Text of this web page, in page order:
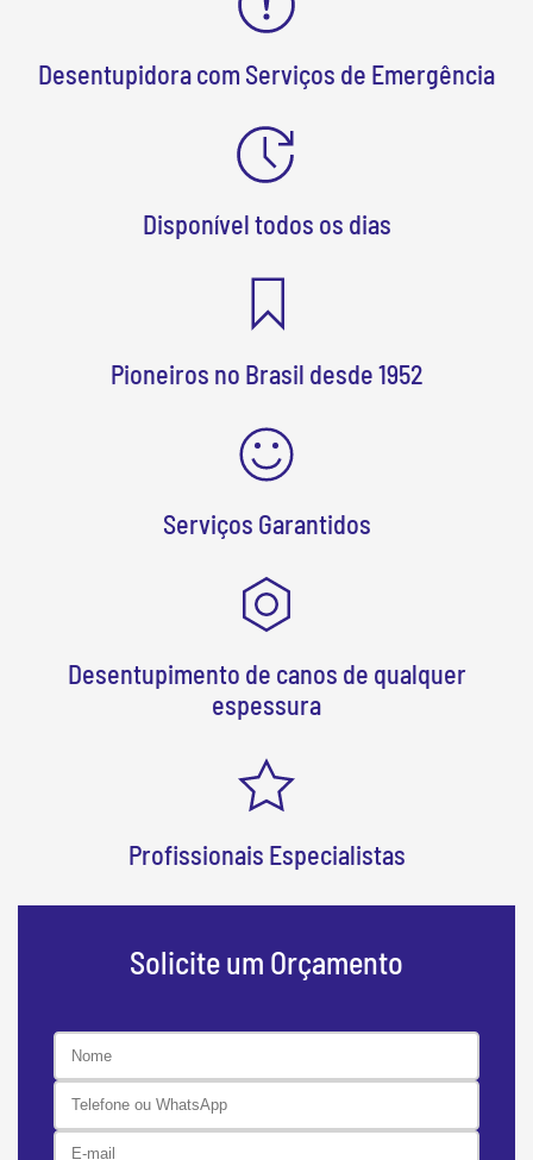
Desentupidora com Serviços de Emergência
Disponível todos os dias
Pioneiros no Brasil desde 1952
Serviços Garantidos
Desentupimento de canos de qualquer
espessura
Profissionais Especialistas
Solicite um Orçamento